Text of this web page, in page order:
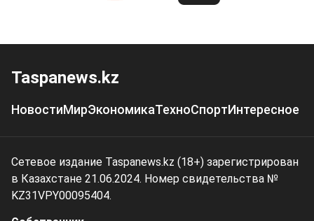
Taspanews.kz
НовостиМирЭкономикаТехноСпортИнтересное
Сетевое издание Taspanews.kz (18+) зарегистрирован
в Казахстане 21.06.2024. Номер свидетельства №
KZ31VPY00095404.